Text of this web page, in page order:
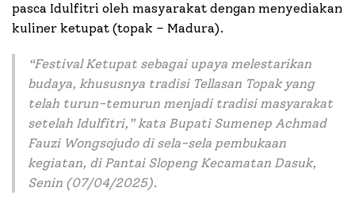
pasca Idulfitri oleh masyarakat dengan menyediakan
kuliner ketupat (topak – Madura).
“Festival Ketupat sebagai upaya melestarikan
budaya, khususnya tradisi Tellasan Topak yang
telah turun-temurun menjadi tradisi masyarakat
setelah Idulfitri,” kata Bupati Sumenep Achmad
Fauzi Wongsojudo di sela-sela pembukaan
kegiatan, di Pantai Slopeng Kecamatan Dasuk,
Senin (07/04/2025).